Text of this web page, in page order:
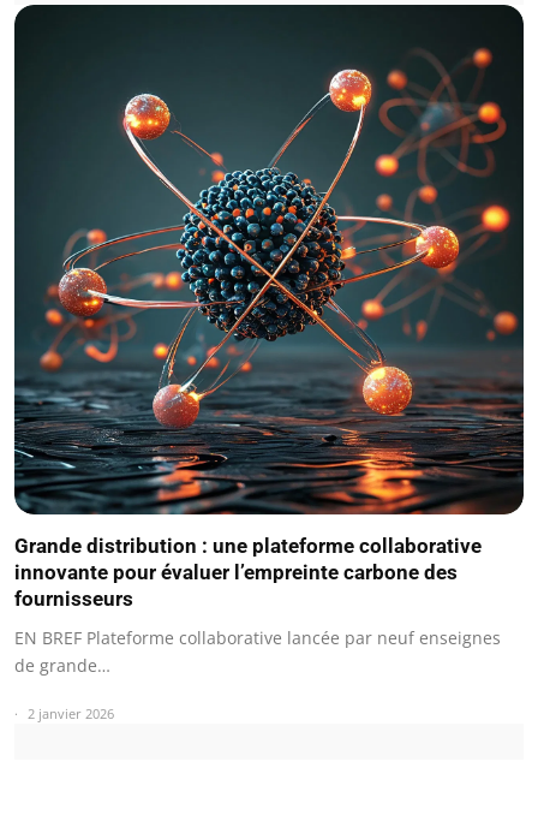
Grande distribution : une plateforme collaborative
innovante pour évaluer l’empreinte carbone des
fournisseurs
EN BREF Plateforme collaborative lancée par neuf enseignes
de grande…
2 janvier 2026